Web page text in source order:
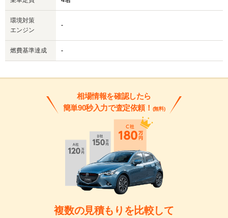
環境対策
エンジン
-
燃費基準達成 -
相場情報を確認したら
簡単90秒入力で査定依頼！ (無料)
複数の見積もりを比較して